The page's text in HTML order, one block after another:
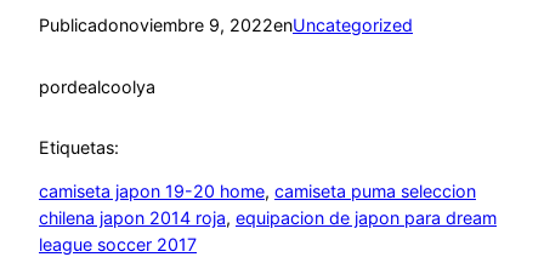
Publicadonoviembre 9, 2022enUncategorized
pordealcoolya
Etiquetas:
camiseta japon 19-20 home, camiseta puma seleccion
chilena japon 2014 roja, equipacion de japon para dream
league soccer 2017